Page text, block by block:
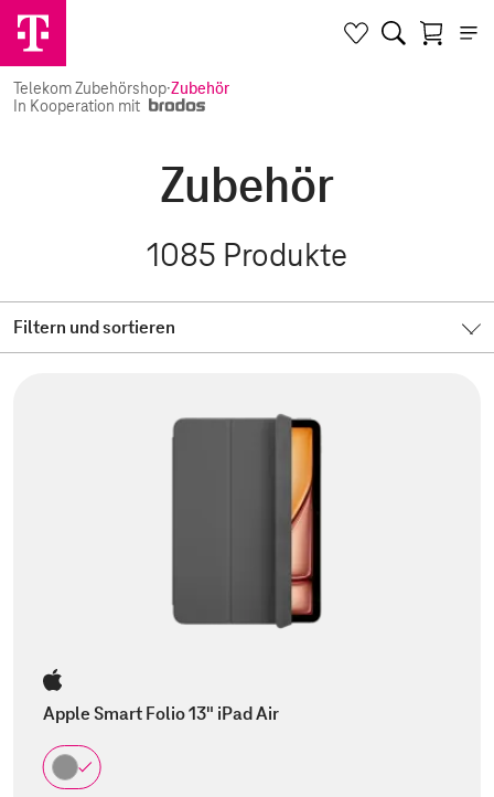
Telekom Zubehörshop·Zubehör
In Kooperation mit
Zubehör
1085 Produkte
Filtern und sortieren
Apple Smart Folio 13" iPad Air